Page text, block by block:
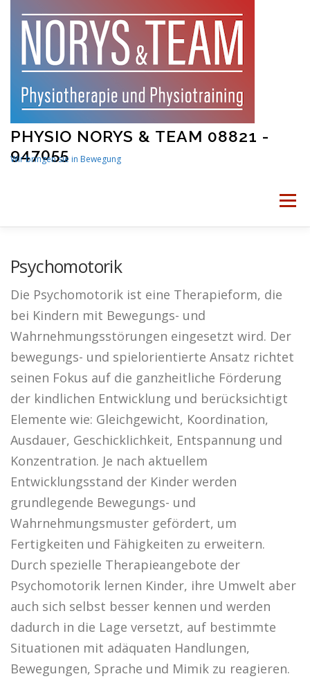
Skip
content
PHYSIO NORYS & TEAM 08821 -
947055
Wir bringen sie in Bewegung
Menu
PHYSIOTRAINING MAMA UND BABY FITNESS
PRAXIS KONTAKT
PHYSIO NORYS AUF INSTAGRAM
Psychomotorik
Die Psychomotorik ist eine Therapieform, die
bei Kindern mit Bewegungs- und
Wahrnehmungsstörungen eingesetzt wird. Der
bewegungs- und spielorientierte Ansatz richtet
seinen Fokus auf die ganzheitliche Förderung
der kindlichen Entwicklung und berücksichtigt
Elemente wie: Gleichgewicht, Koordination,
Ausdauer, Geschicklichkeit, Entspannung und
Konzentration. Je nach aktuellem
Entwicklungsstand der Kinder werden
grundlegende Bewegungs- und
Wahrnehmungsmuster gefördert, um
Fertigkeiten und Fähigkeiten zu erweitern.
Durch spezielle Therapieangebote der
Psychomotorik lernen Kinder, ihre Umwelt aber
auch sich selbst besser kennen und werden
dadurch in die Lage versetzt, auf bestimmte
Situationen mit adäquaten Handlungen,
Bewegungen, Sprache und Mimik zu reagieren.